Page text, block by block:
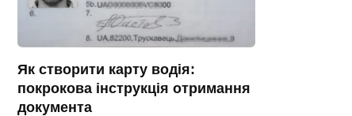
Як створити карту водія:
покрокова інструкція отримання
документа